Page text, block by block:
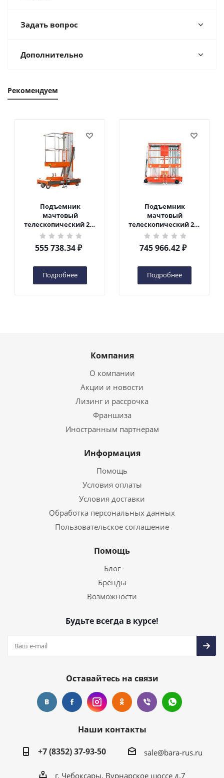
Задать вопрос
Дополнительно
Рекомендуем
Подъемник
мачтовый
телескопический 200
кг 6 м TOR GTWY6-200S
DC 2-мачтовый
(автономный) (G) в
555 738.34₽
Подробнее
Подъемник
мачтовый
телескопический 200
кг 10 м TOR GTWY10-
200S DC 2-мачтовый
(автономный) (N) в
745 966.42₽
Подробнее
Компания
О компании
Акции и новости
Лизинг и рассрочка
Франшиза
Иностранным партнерам
Информация
Помощь
Условия оплаты
Условия доставки
Обработка персональных данных
Пользовательское соглашение
Помощь
Блог
Бренды
Возможности
Будьте всегда в курсе!
Оставайтесь на связи
Наши контакты
+7 (8352) 37-93-50
sale@bara-rus.ru
г. Чебоксары, Вурнарское шоссе д.7